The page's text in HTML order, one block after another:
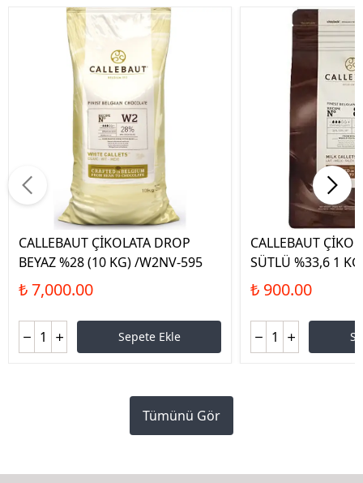
CALLEBAUT ÇİKOLATA DROP
BEYAZ %28 (10 KG) /W2NV-595
₺ 7,000.00
Sepete Ekle
CALLEBAUT
SÜTLÜ %33,6 1
₺ 900.00
Tümünü Gör